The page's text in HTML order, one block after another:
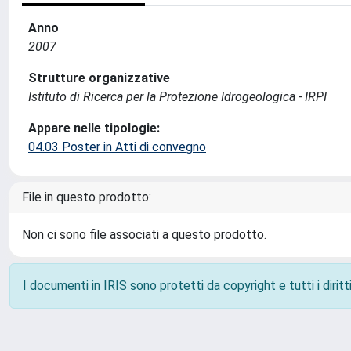
Anno
2007
Strutture organizzative
Istituto di Ricerca per la Protezione Idrogeologica - IRPI
Appare nelle tipologie:
04.03 Poster in Atti di convegno
File in questo prodotto:
Non ci sono file associati a questo prodotto.
I documenti in IRIS sono protetti da copyright e tutti i